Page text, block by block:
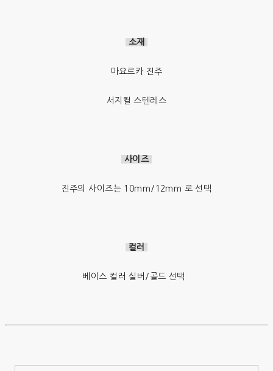
소재
마요르카 진주
서지컬 스텐레스
사이즈
진주의 사이즈는 10mm/12mm 로 선택
컬러
베이스 컬러 실버/골드 선택